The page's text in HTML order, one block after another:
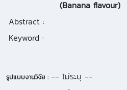
(Banana flavour)
Abstract :
Keyword :
รูปแบบงานวิจัย : -- ไม่ระบุ --